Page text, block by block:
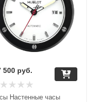
Настенные часы
500руб.